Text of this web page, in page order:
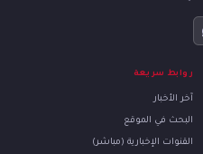
روابط سريعة
آخر الأخبار
البحث في الموقع
القنوات الإخبارية (مباشر)